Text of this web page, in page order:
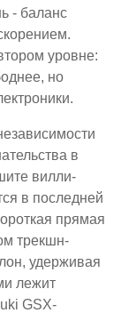
- баланс
уровне:
но
в
вилли-
в последней
прямая
трекшн-
удерживая
лежит
GSX-